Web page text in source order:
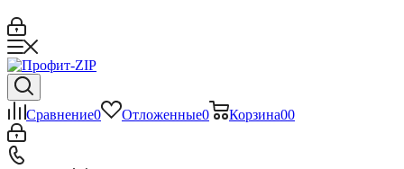
Сравнение0 Отложенные0 Корзина00